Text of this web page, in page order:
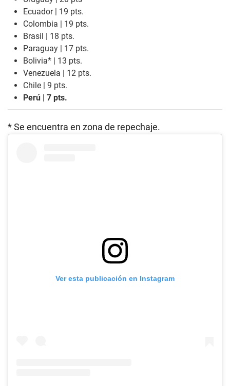
Ecuador | 19 pts.
Colombia | 19 pts.
Brasil | 18 pts.
Paraguay | 17 pts.
Bolivia* | 13 pts.
Venezuela | 12 pts.
Chile | 9 pts.
Perú | 7 pts.
* Se encuentra en zona de repechaje.
Ver esta publicación en Instagram